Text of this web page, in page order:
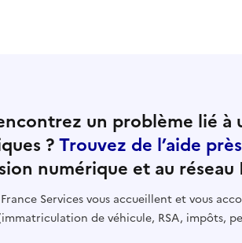
un problème lié à
?Trouvez de l’aide
numérique et au réseau
France Services vous accueillent et vous
de véhicule, RSA, impôts,